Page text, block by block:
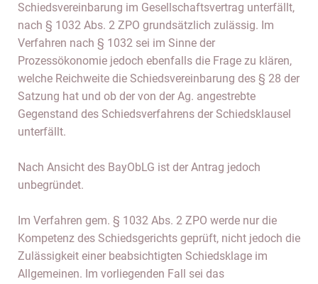
Schiedsvereinbarung im Gesellschaftsvertrag unterfällt,
nach § 1032 Abs. 2 ZPO grundsätzlich zulässig. Im
Verfahren nach § 1032 sei im Sinne der
Prozessökonomie jedoch ebenfalls die Frage zu klären,
welche Reichweite die Schiedsvereinbarung des § 28 der
Satzung hat und ob der von der Ag. angestrebte
Gegenstand des Schiedsverfahrens der Schiedsklausel
unterfällt.
Nach Ansicht des BayObLG ist der Antrag jedoch
unbegründet.
Im Verfahren gem. § 1032 Abs. 2 ZPO werde nur die
Kompetenz des Schiedsgerichts geprüft, nicht jedoch die
Zulässigkeit einer beabsichtigten Schiedsklage im
Allgemeinen. Im vorliegenden Fall sei das